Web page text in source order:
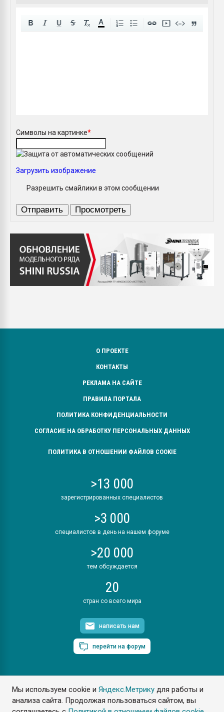
Мы используем cookie иЯндекс.Метрику для работы и
анализа сайта. Продолжая пользоваться сайтом, вы
A
Символы на картинке*
Загрузить изображение
Разрешить смайлики в этом сообщении
О ПРОЕКТЕ
КОНТАКТЫ
РЕКЛАМА НА САЙТЕ
ПРАВИЛА ПОРТАЛА
ПОЛИТИКА КОНФИДЕНЦИАЛЬНОСТИ
СОГЛАСИЕ НА ОБРАБОТКУ ПЕРСОНАЛЬНЫХ ДАННЫХ
ПОЛИТИКА В ОТНОШЕНИИ ФАЙЛОВ COOKIE
>13 000
зарегистрированных специалистов
>3 000
специалистов в день на нашем форуме
>20 000
тем обсуждается
20
стран со всего мира
написать нам
перейти на форум
ПластЭксперт © 2006. Все права защищены
Разрешается копирование материалов сайта с обязательной
ссылкой на www.e-plastic.ru